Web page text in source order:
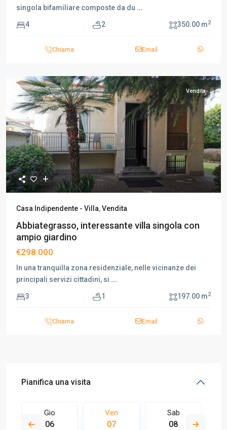
singola bifamiliare composte da du ...
4 2 350.00 m2
Chiama Email
Vendita
Casa Indipendente - Villa,Vendita
Abbiategrasso, interessante villa singola con
ampio giardino
€298.000
In una tranquilla zona residenziale, nelle vicinanze dei
principali servizi cittadini, si ...
3 1 197.00 m2
Chiama Email
Pianifica una visita
Gio
06
Ven
07
Sab
08